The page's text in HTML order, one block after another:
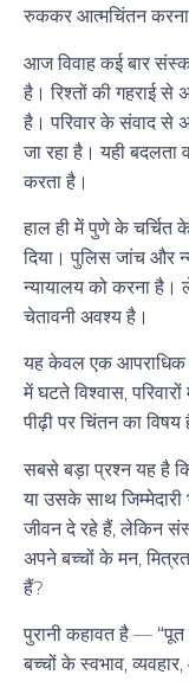
रुककर आत्मचिंतन करना
आज विवाह कई बार
है। रिश्तों की गहराई से
है। परिवार के संवाद से
जा रहा है। यही
करता है।
हाल ही में पुणे के चर्चित
दिया। पुलिस जांच और
न्यायालय को करना
चेतावनी अवश्य है।
यह केवल एक आपराधिक
में घटते विश्वास,
पीढ़ी पर चिंतन का विषय
सबसे बड़ा प्रश्न यह है
या उसके साथ
जीवन दे रहे हैं, लेकिन
अपने बच्चों के मन,
हैं?
पुरानी कहावत है —
बच्चों के स्वभाव,